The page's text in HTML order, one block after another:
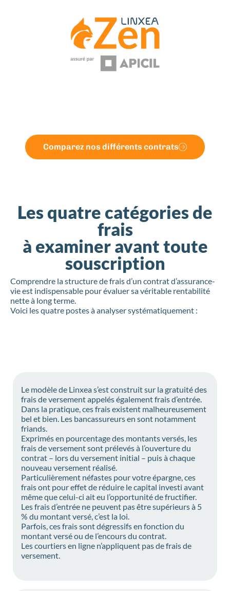
Comparez nos différents contrats
Les quatre catégories de
frais
à examiner avant toute
souscription
Comprendre la structure de frais d’un contrat d’assurance-
vie est indispensable pour évaluer sa véritable rentabilité
nette à long terme.
Voici les quatre postes à analyser systématiquement :
Le modèle de Linxea s’est construit sur la gratuité des
frais de versement appelés également frais d’entrée.
Dans la pratique, ces frais existent malheureusement
bel et bien. Les bancassureurs en sont notamment
friands.
Exprimés en pourcentage des montants versés, les
frais de versement sont prélevés à l’ouverture du
contrat – lors du versement initial – puis à chaque
nouveau versement réalisé.
Particulièrement néfastes pour votre épargne, ces
frais ont pour effet de réduire le capital investi avant
même que celui-ci ait eu l’opportunité de fructifier.
Les frais d’entrée ne peuvent pas être supérieurs à 5
% du montant versé, c’est la loi.
Parfois, ces frais sont dégressifs en fonction du
montant versé ou de l’encours du contrat.
Les courtiers en ligne n’appliquent pas de frais de
versement.